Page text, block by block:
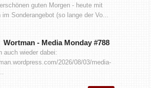
guten Morgen - heute mit
Sonderangebot (so lange der Vo...
Wortman - Media Monday #788
auch wieder dabei:
2026/08/03/media-